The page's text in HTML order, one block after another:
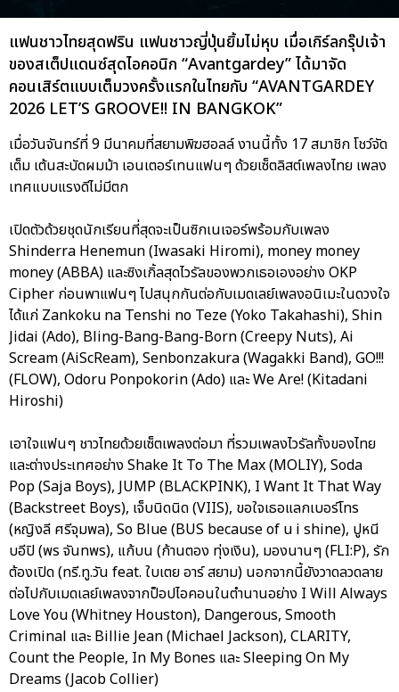
แฟนชาวไทยสุดฟริน แฟนชาวญี่ปุ่นยิ้มไม่หุบ เมื่อเกิร์ลกรุ๊ปเจ้า
ของสเต็ปแดนซ์สุดไอคอนิก “Avantgardey” ได้มาจัด
คอนเสิร์ตแบบเต็มวงครั้งแรกในไทยกับ “AVANTGARDEY
2026 LET’S GROOVE!! IN BANGKOK”
เมื่อวันจันทร์ที่ 9 มีนาคมที่สยามพิฆฮอลล์ งานนี้ทั้ง 17 สมาชิก โชว์จัด
เต็ม เต้นสะบัดผมม้า เอนเตอร์เทนแฟนๆ ด้วยเซ็ตลิสต์เพลงไทย เพลง
เทศแบบแรงดีไม่มีตก
เปิดตัวด้วยชุดนักเรียนที่สุดจะเป็นซิกเนเจอร์พร้อมกับเพลง
Shinderra Henemun (Iwasaki Hiromi), money money
money (ABBA) และซิงเกิ้ลสุดไวรัลของพวกเธอเองอย่าง OKP
Cipher ก่อนพาแฟนๆ ไปสนุกกันต่อกับเมดเลย์เพลงอนิเมะในดวงใจ
ได้แก่ Zankoku na Tenshi no Teze (Yoko Takahashi), Shin
Jidai (Ado), Bling-Bang-Bang-Born (Creepy Nuts), Ai
Scream (AiScReam), Senbonzakura (Wagakki Band), GO!!!
(FLOW), Odoru Ponpokorin (Ado) และ We Are! (Kitadani
Hiroshi)
เอาใจแฟนๆ ชาวไทยด้วยเซ็ตเพลงต่อมา ที่รวมเพลงไวรัลทั้งของไทย
และต่างประเทศอย่าง Shake It To The Max (MOLIY), Soda
Pop (Saja Boys), JUMP (BLACKPINK), I Want It That Way
(Backstreet Boys), เจ็บนิดนิด (VIIS), ขอใจเธอแลกเบอร์โทร
(หญิงลี ศรีจุมพล), So Blue (BUS because of u i shine), ปูหนี
บอีปิ (พร จันทพร), แก้บน (ก้านตอง ทุ่งเงิน), มองนานๆ (FLI:P), รัก
ต้องเปิด (ทรี.ทู.วัน feat. ใบเตย อาร์ สยาม) นอกจากนี้ยังวาดลวดลาย
ต่อไปกับเมดเลย์เพลงจากป็อปไอคอนในตำนานอย่าง I Will Always
Love You (Whitney Houston), Dangerous, Smooth
Criminal และ Billie Jean (Michael Jackson), CLARITY,
Count the People, In My Bones และ Sleeping On My
Dreams (Jacob Collier)